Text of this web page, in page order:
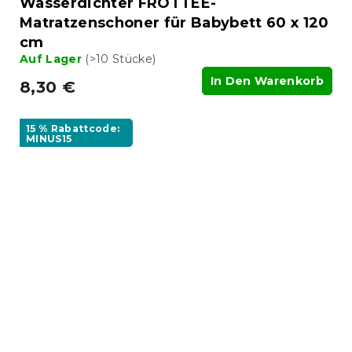
Matratzenschoner für Babybett 60 x 120
cm
Auf Lager (>10 Stücke)
8,30 € In Den Warenkorb
15 % Rabattcode:
MINUS15